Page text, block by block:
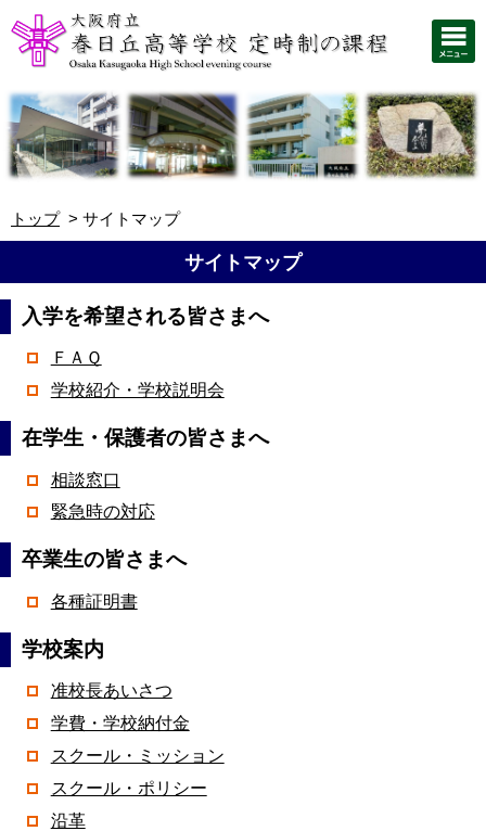
トップ サイトマップ
サイトマップ
入学を希望される皆さまへ
ＦＡＱ
学校紹介・学校説明会
在学生・保護者の皆さまへ
相談窓口
緊急時の対応
卒業生の皆さまへ
各種証明書
学校案内
准校長あいさつ
学費・学校納付金
スクール・ミッション
スクール・ポリシー
沿革